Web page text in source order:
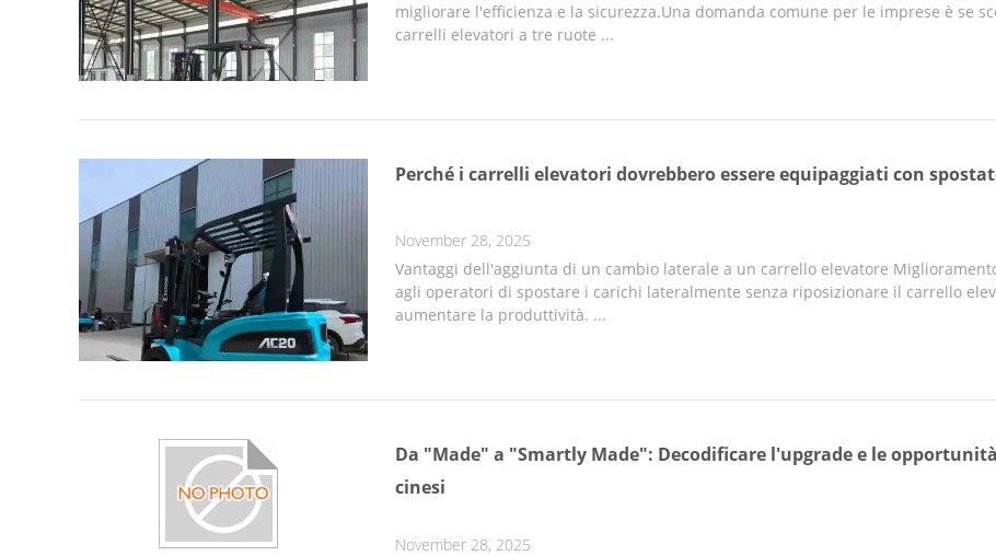
migliorare l'efficienza e la sicurezza.Una domanda comune per le imprese è se
carrelli elevatori a tre ruote ...
Perché i carrelli elevatori dovrebbero essere equipaggiati con
November 28, 2025
Vantaggi dell'aggiunta di un cambio laterale a un carrello elevatore
agli operatori di spostare i carichi lateralmente senza riposizionare il carrello
aumentare la produttività. ...
Da "Made" a "Smartly Made": Decodificare l'upgrade e le
cinesi
November 28, 2025